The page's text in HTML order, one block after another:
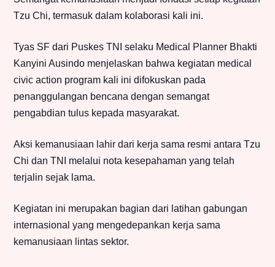
Tzu Chi, termasuk dalam kolaborasi kali ini.
Tyas SF dari Puskes TNI selaku Medical Planner Bhakti
Kanyini Ausindo menjelaskan bahwa kegiatan medical
civic action program kali ini difokuskan pada
penanggulangan bencana dengan semangat
pengabdian tulus kepada masyarakat.
Aksi kemanusiaan lahir dari kerja sama resmi antara Tzu
Chi dan TNI melalui nota kesepahaman yang telah
terjalin sejak lama.
Kegiatan ini merupakan bagian dari latihan gabungan
internasional yang mengedepankan kerja sama
kemanusiaan lintas sektor.